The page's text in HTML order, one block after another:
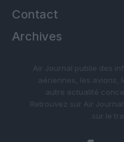
Contact
Archives